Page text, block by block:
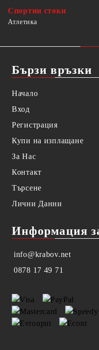
Спортни стоки
Атлетика
Бързи връзки
Начало
Вход
Регистрация
Купи на изплащане
За Нас
Контакт
Търсене
Лични Данни
Информация
info@krabov.net
0878 17 49 71